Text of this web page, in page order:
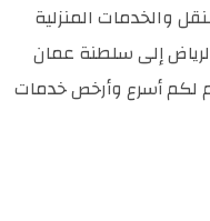
والخدمات المنزلية
إلى سلطنة عمان
أن نقدم لكم أسرع وأرخص خدمات